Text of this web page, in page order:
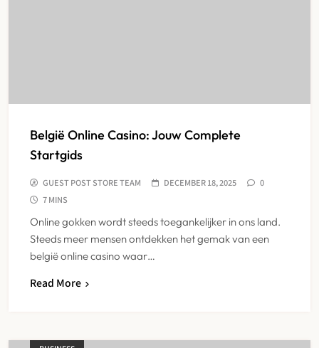
België Online Casino: Jouw Complete
Startgids
GUEST POST STORE TEAM DECEMBER 18, 2025
0
7 MINS
Online gokken wordt steeds toegankelijker in ons land.
Steeds meer mensen ontdekken het gemak van een
belgië online casino waar…
Read More